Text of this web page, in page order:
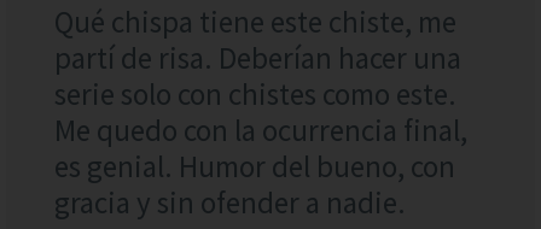
Qué chispa tiene este chiste, me
partí de risa. Deberían hacer una
serie solo con chistes como este.
Me quedo con la ocurrencia final,
es genial. Humor del bueno, con
gracia y sin ofender a nadie.